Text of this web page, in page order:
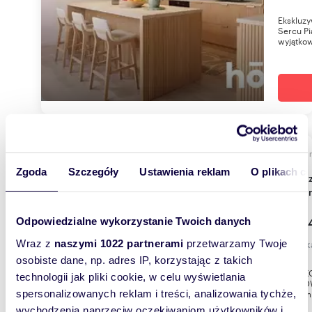
Zgoda Szczegóły Ustawienia reklam O plikach
Odpowiedzialne wykorzystanie Twoich danych
Wraz z naszymi 1022 partnerami przetwarzamy Twoje
osobiste dane, np. adres IP, korzystając z takich
technologii jak pliki cookie, w celu wyświetlania
spersonalizowanych reklam i treści, analizowania tychże,
Sercu
WYRÓŻNIONE 70,61
Do sprzedania nowoczesny 3-pokojowy
861